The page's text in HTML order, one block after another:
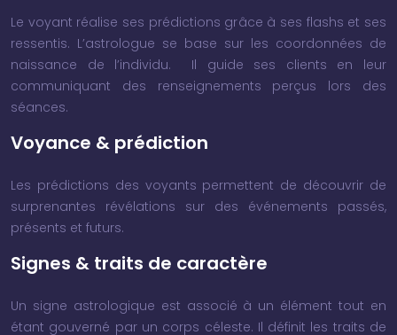
Le voyant réalise ses prédictions grâce à ses flashs et ses
ressentis. L’astrologue se base sur les coordonnées de
naissance de l’individu. Il guide ses clients en leur
communiquant des renseignements perçus lors des
séances.
Voyance & prédiction
Les prédictions des voyants permettent de découvrir de
surprenantes révélations sur des événements passés,
présents et futurs.
Signes & traits de caractère
Un signe astrologique est associé à un élément tout en
étant gouverné par un corps céleste. Il définit les traits de